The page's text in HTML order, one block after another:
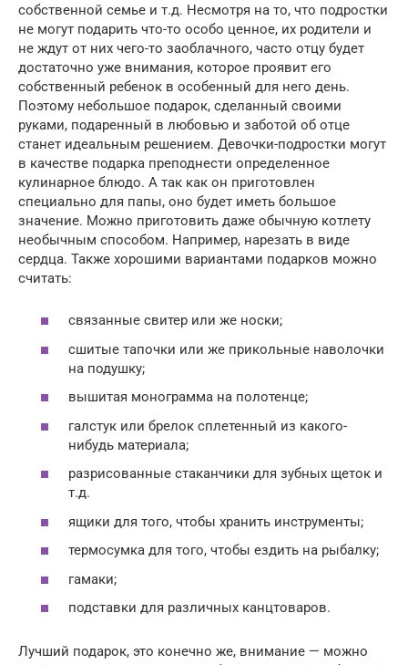
собственной семье и т.д. Несмотря на то, что подростки
не могут подарить что-то особо ценное, их родители и
не ждут от них чего-то заоблачного, часто отцу будет
достаточно уже внимания, которое проявит его
собственный ребенок в особенный для него день.
Поэтому небольшое подарок, сделанный своими
руками, подаренный в любовью и заботой об отце
станет идеальным решением. Девочки-подростки могут
в качестве подарка преподнести определенное
кулинарное блюдо. А так как он приготовлен
специально для папы, оно будет иметь большое
значение. Можно приготовить даже обычную котлету
необычным способом. Например, нарезать в виде
сердца. Также хорошими вариантами подарков можно
считать:
связанные свитер или же носки;
сшитые тапочки или же прикольные наволочки
на подушку;
вышитая монограмма на полотенце;
галстук или брелок сплетенный из какого-
нибудь материала;
разрисованные стаканчики для зубных щеток и
т.д.
ящики для того, чтобы хранить инструменты;
термосумка для того, чтобы ездить на рыбалку;
гамаки;
подставки для различных канцтоваров.
Лучший подарок, это конечно же, внимание — можно